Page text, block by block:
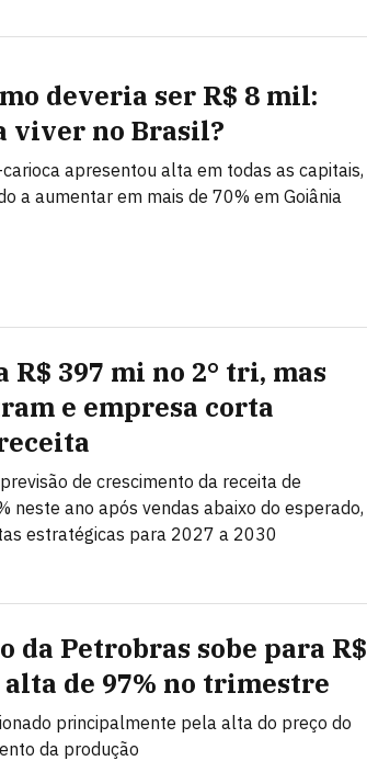
deveria ser R$ 8 mil:
viver no Brasil?
apresentou alta em todas as capitais,
a aumentar em mais de 70% em Goiânia
R$ 397 mi no 2° tri, mas
e empresa corta
de crescimento da receita de
neste ano após vendas abaixo do esperado,
estratégicas para 2027 a 2030
da Petrobras sobe para R$
alta de 97% no trimestre
principalmente pela alta do preço do
da produção